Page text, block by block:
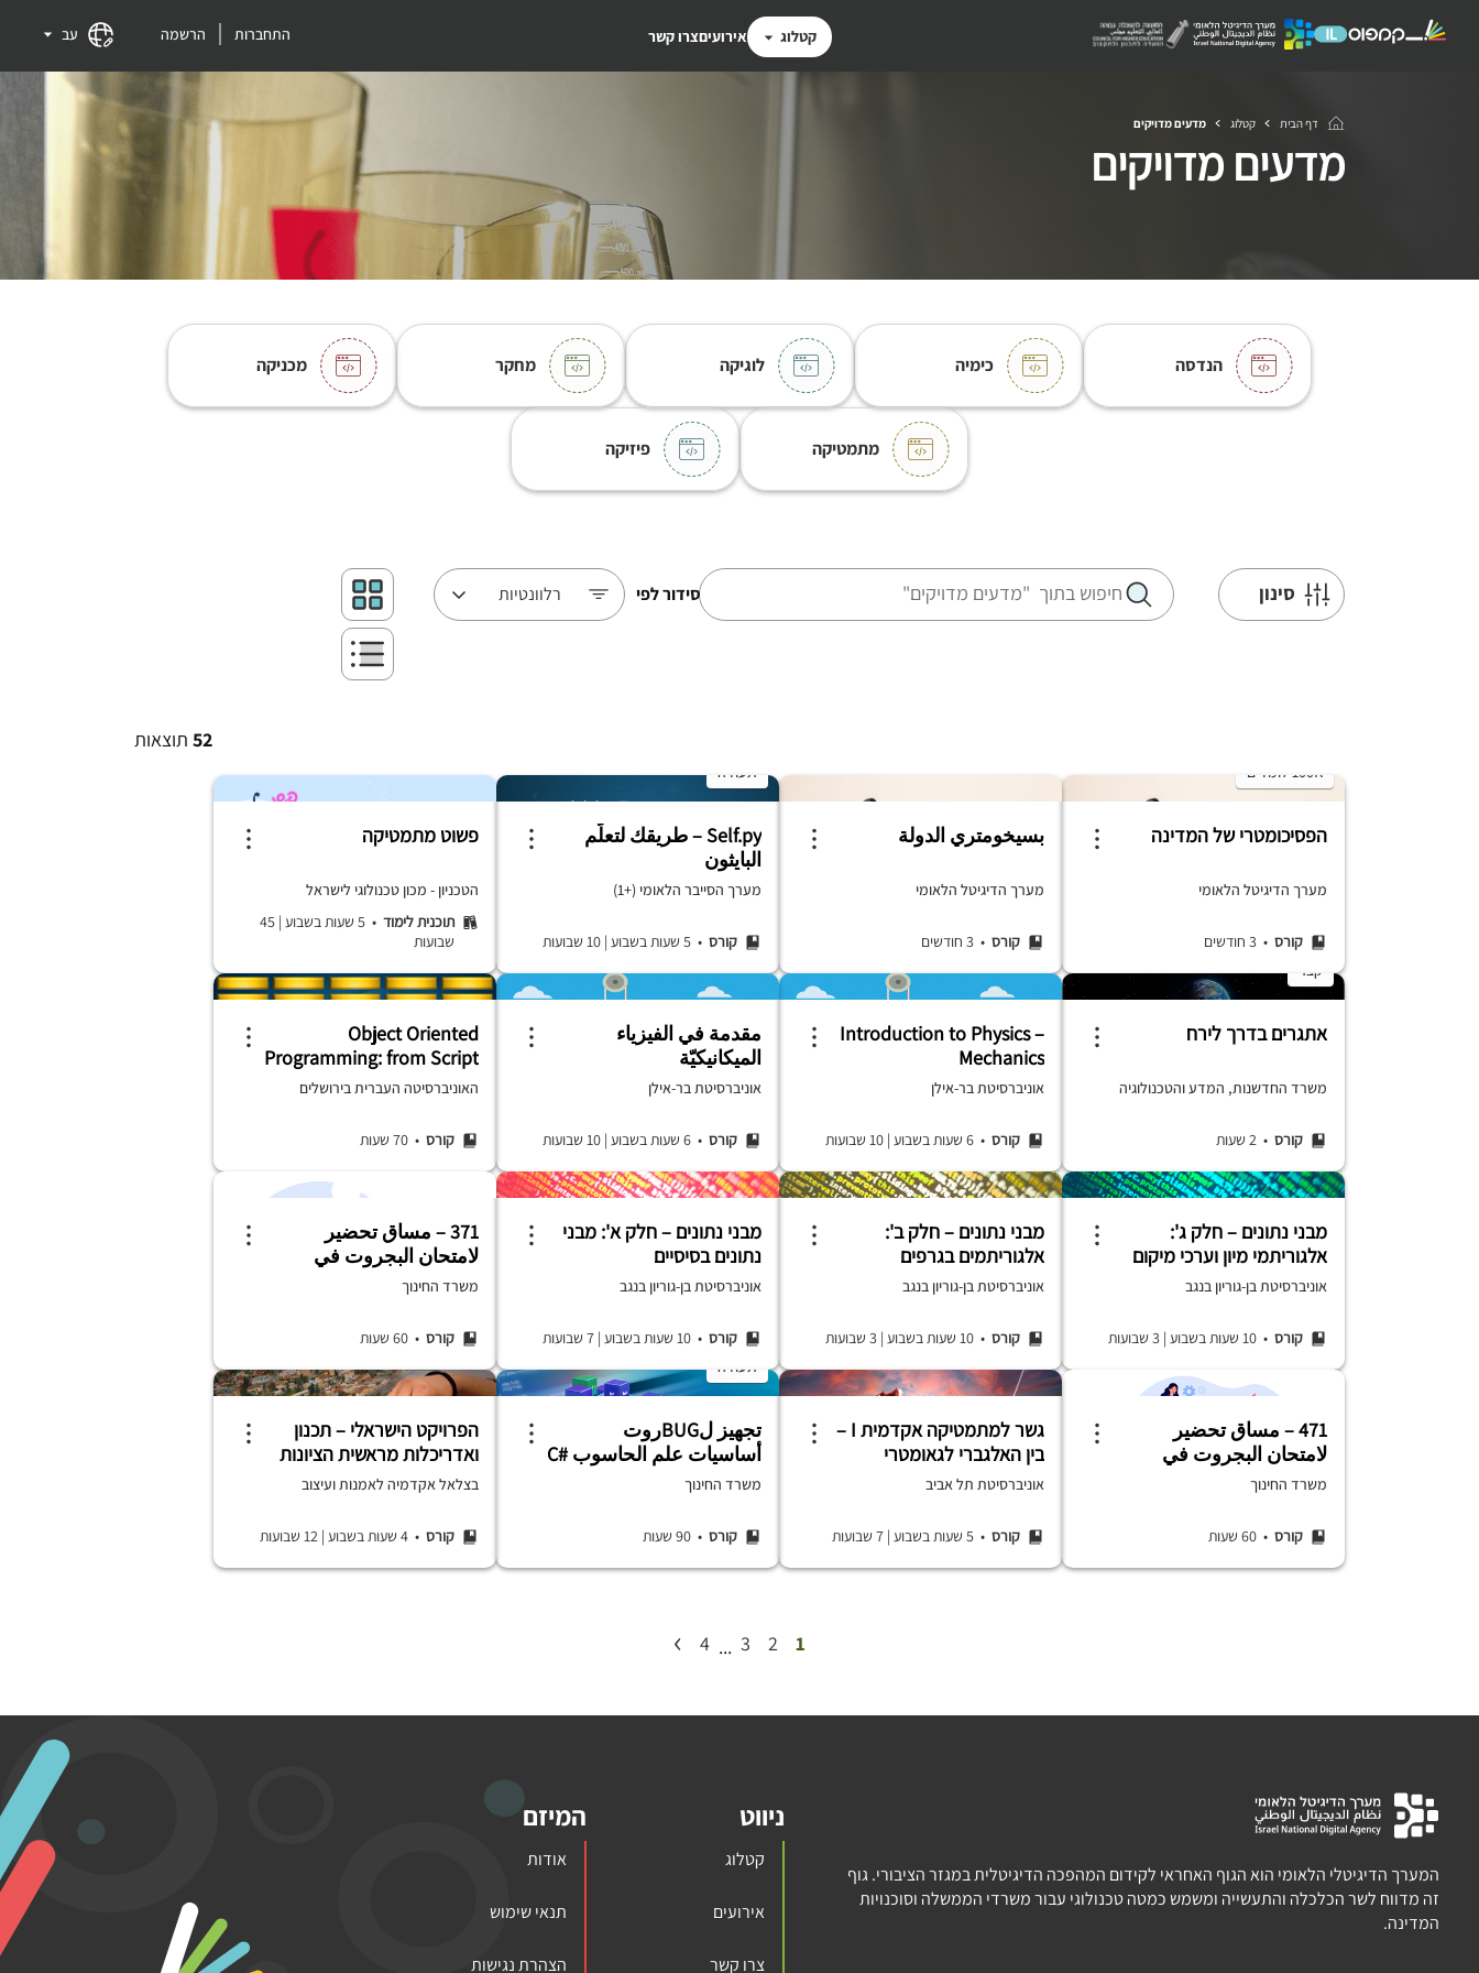
קטלוג אירועיםצרו קשר התחברות הרשמה עב
דף הבית קטלוג מדעים מדויקים
מדעים מדויקים
הנדסה כימיה לוגיקה מחקר מכניקה
מתמטיקה פיזיקה
סינון סידור לפי רלוונטיות
52 תוצאות
100K לומדים
הפסיכומטרי של המדינה
מערך הדיגיטל הלאומי
קורס • 3 חודשים
بسيخومتري الدولة
מערך הדיגיטל הלאומי
קורס • 3 חודשים
תעודה
Self.py – طريقك لتعلّم
البايثون
מערך הסייבר הלאומי (+1)
קורס • 5 שעות בשבוע |
פשוט מתמטיקה
הטכניון - מכון טכנולוגי לישראל
תוכנית לימוד • 5 שעות בשבוע |
45
שבועות
קצר
אתגרים בדרך לירח
משרד החדשנות, המדע והטכנולוגיה
קורס • 2 שעות
Introduction to Physics –
Mechanics
אוניברסיטת בר-אילן
קורס • 6 שעות בשבוע |
مقدمة في الفيزياء
الميكانيكيّة
אוניברסיטת בר-אילן
קורס • 6 שעות בשבוע |
Object Oriented
Programming: from Script
to Software
האוניברסיטה העברית בירושלים
קורס • 70 שעות
מבני נתונים – חלק ג':
אלגוריתמי מיון וערכי מיקום
אוניברסיטת בן-גוריון בנגב
קורס • 10 שעות בשבוע |
מבני נתונים – חלק ב':
אלגוריתמים בגרפים
אוניברסיטת בן-גוריון בנגב
קורס • 10 שעות בשבוע |
מבני נתונים – חלק א': מבני
נתונים בסיסיים
אוניברסיטת בן-גוריון בנגב
קורס • 10 שעות בשבוע |
371 – مساق تحضير
لامتحان البجروت في
العاشر – المنهاج الدراسي
الجديد
משרד החינוך
קורס • 60 שעות
471 – مساق تحضير
لامتحان البجروت في
العاشر والحادي عشر –
المنهاج الدراسي الجديد
משרד החינוך
קורס • 60 שעות
גשר למתמטיקה אקדמית I –
בין האלגברי לגאומטרי
אוניברסיטת תל אביב
קורס • 5 שעות בשבוע |
תעודה
تجهيز لBUGروت
أساسيات علم الحاسوب #C
משרד החינוך
קורס • 90 שעות
הפרויקט הישראלי – תכנון
ואדריכלות מראשית הציונות
ועד היום
בצלאל אקדמיה לאמנות ועיצוב
קורס • 4 שעות בשבוע |
1
2
3
...
4
›
המערך הדיגיטלי הלאומי הוא הגוף האחראי לקידום המהפכה הדיגיטלית במגזר הציבורי. גוף
זה מדווח לשר הכלכלה והתעשייה ומשמש כמטה טכנולוגי עבור משרדי הממשלה וסוכנויות
המדינה.
ניווט
קטלוג
אירועים
צרו קשר
המיזם
אודות
תנאי שימוש
הצהרת נגישות